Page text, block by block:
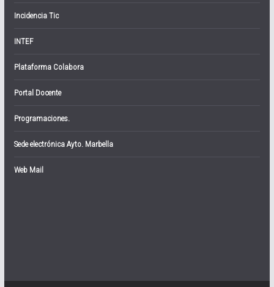
Incidencia Tic
INTEF
Plataforma Colabora
Portal Docente
Programaciones.
Sede electrónica Ayto. Marbella
Web Mail